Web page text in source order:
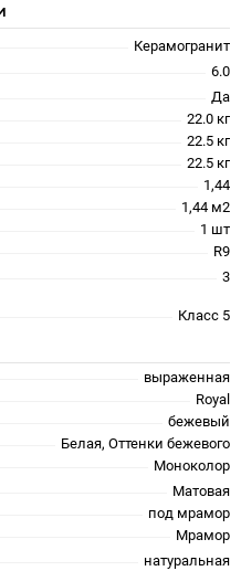
Керамогранит
6.0
Да
22.0 кг
22.5 кг
22.5 кг
1,44
1,44 м2
1 шт
R9
3
Класс 5
выраженная
Royal
бежевый
Белая, Оттенки бежевого
Моноколор
Матовая
под мрамор
Мрамор
натуральная